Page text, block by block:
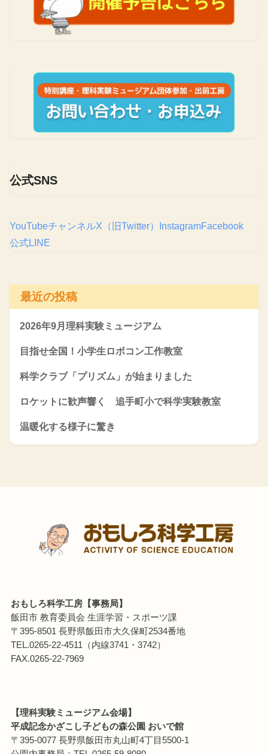
公式SNS
YouTubeチャンネルX（旧Twitter） InstagramFacebook
公式LINE
最近の投稿
2026年9月理科実験ミュージアム
目指せ全国！小学生ロボコン工作教室
科学クラブ「プリズム」が始まりました
ロケットに歓声響く 追手町小で科学実験教室
温暖化する様子に驚き
おもしろ科学工房【事務局】
飯田市 教育委員会 生涯学習・スポーツ課
〒395-8501 長野県飯田市大久保町2534番地
TEL.0265-22-4511（内線3741・3742）
FAX.0265-22-7969
【理科実験ミュージアム会場】
平成記念かざこし子どもの森公園 おいで館
〒395-0077 長野県飯田市丸山町4丁目5500-1